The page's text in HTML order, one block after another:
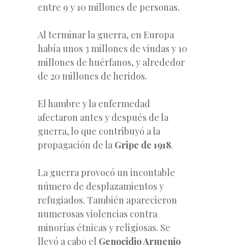
entre 9 y 10 millones de personas.
Al terminar la guerra, en Europa
había unos 3 millones de viudas y 10
millones de huérfanos, y alrededor
de 20 millones de heridos.
El hambre y la enfermedad
afectaron antes y después de la
guerra, lo que contribuyó a la
propagación de la Gripe de 1918.
La guerra provocó un incontable
número de desplazamientos y
refugiados. También aparecieron
numerosas violencias contra
minorías étnicas y religiosas. Se
llevó a cabo el Genocidio Armenio